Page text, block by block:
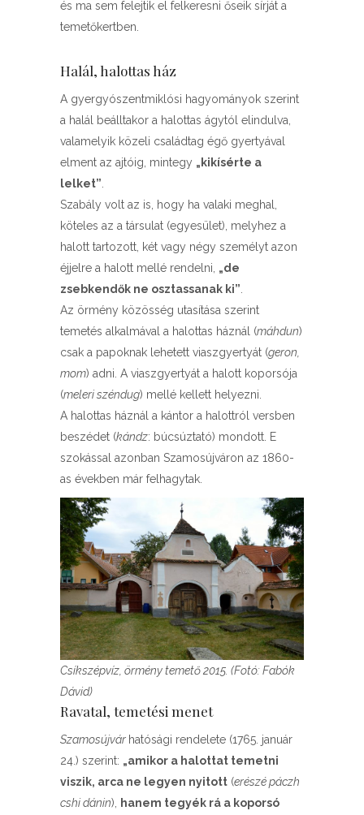
és ma sem felejtik el felkeresni őseik sírját a
temetőkertben.
Halál, halottas ház
A gyergyószentmiklósi hagyományok szerint
a halál beálltakor a halottas ágytól elindulva,
valamelyik közeli családtag égő gyertyával
elment az ajtóig, mintegy „kikísérte a
lelket”
Szabály volt az is, hogy ha valaki meghal,
köteles az a társulat (egyesület), melyhez a
halott tartozott, két vagy négy személyt azon
éjjelre a halott mellé rendelni, „de
zsebkendők ne osztassanak ki”
Az örmény közösség utasítása szerint
temetés alkalmával a halottas háznál (máhdun)
csak a papoknak lehetett viaszgyertyát (geron,
mom) adni. A viaszgyertyát a halott koporsója
(meleri széndug) mellé kellett helyezni.
A halottas háznál a kántor a halottról versben
beszédet (kándz: búcsúztató) mondott. E
szokással azonban Szamosújváron az 1860-
as években már felhagytak.
Csíkszépvíz, örmény temető 2015. (Fotó: Fabók
Dávid)
Ravatal, temetési menet
Szamosújvár hatósági rendelete (1765. január
24.) szerint: „amikor a halottat temetni
viszik, arca ne legyen nyitott (erészé páczh
cshi dánin),
hanem tegyék rá a koporsó